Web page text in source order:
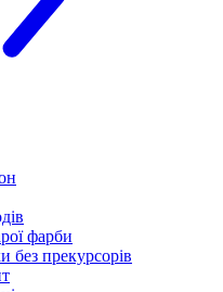
фарби
без прекурсорів